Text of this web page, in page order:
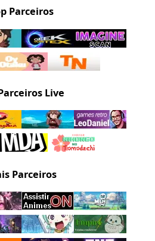
Parceiros
Live
Parceiros